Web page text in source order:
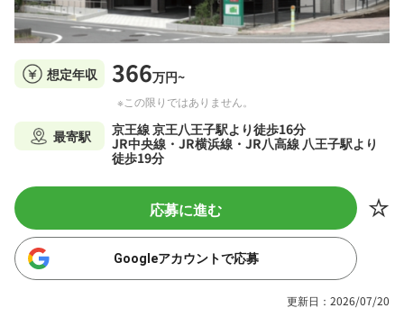
想定年収 366万円~
※この限りではありません。
最寄駅
京王線 京王八王子駅より徒歩16分
JR中央線・JR横浜線・JR八高線 八王子駅より
徒歩19分
応募に進む
Googleアカウントで応募
更新日：2026/07/20